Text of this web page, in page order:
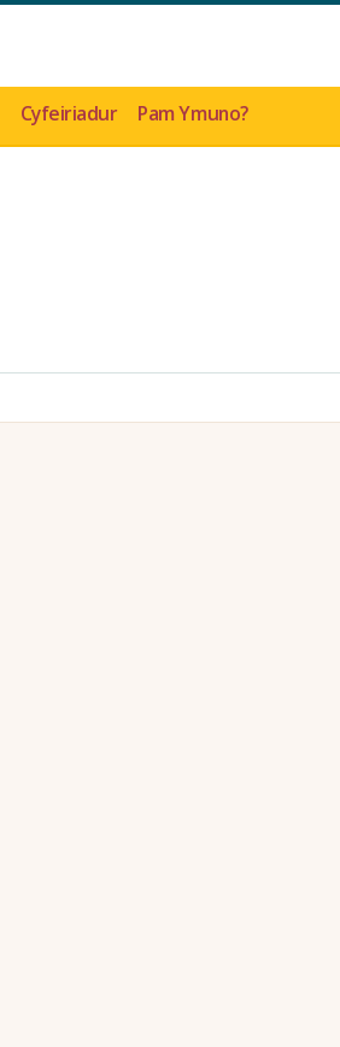
Cyfeiriadur Pam Ymuno?